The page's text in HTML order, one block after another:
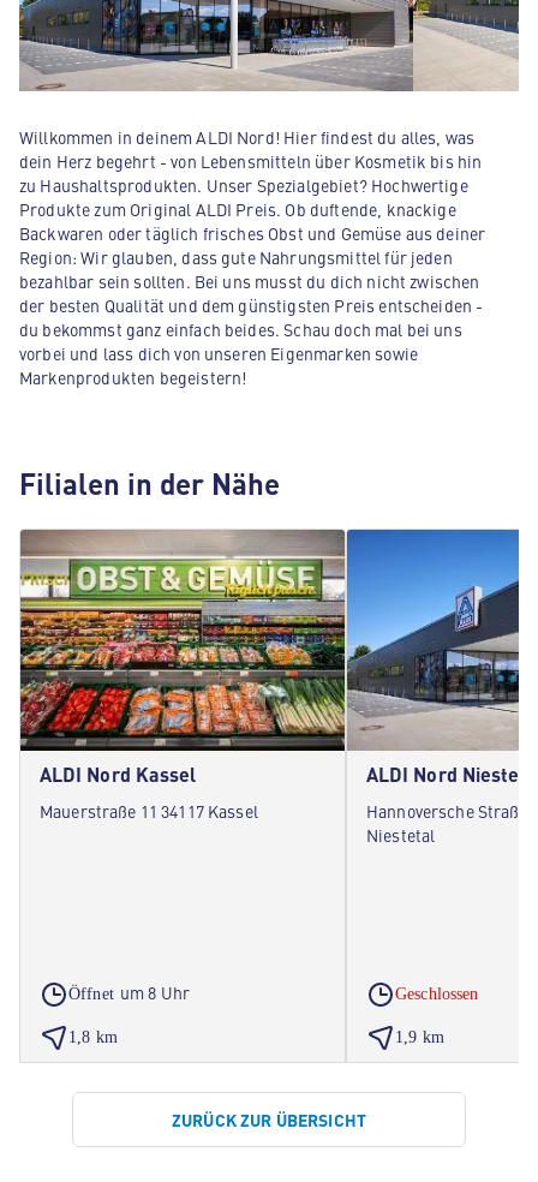
Willkommen in deinem ALDI Nord! Hier findest du alles, was
dein Herz begehrt - von Lebensmitteln über Kosmetik bis hin
zu Haushaltsprodukten. Unser Spezialgebiet? Hochwertige
Produkte zum Original ALDI Preis. Ob duftende, knackige
Backwaren oder täglich frisches Obst und Gemüse aus deiner
Region: Wir glauben, dass gute Nahrungsmittel für jeden
bezahlbar sein sollten. Bei uns musst du dich nicht zwischen
der besten Qualität und dem günstigsten Preis entscheiden -
du bekommst ganz einfach beides. Schau doch mal bei uns
vorbei und lass dich von unseren Eigenmarken sowie
Markenprodukten begeistern!
Filialen in der Nähe
ALDI Nord Kassel
Mauerstraße 11 34117 Kassel
Öffnet um 8 Uhr
1,8 km
ALDI Nord
Hannoversche Straße
Niestetal
Geschlossen
1,9 km
ZURÜCK ZUR ÜBERSICHT